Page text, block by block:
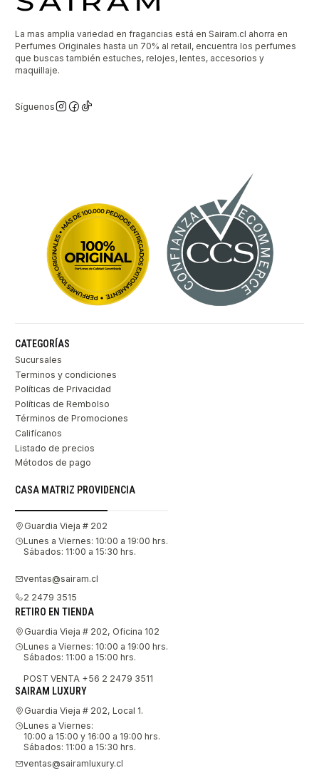
La mas amplia variedad en fragancias está en Sairam.cl ahorra en
Perfumes Originales hasta un 70% al retail, encuentra los perfumes
que buscas también estuches, relojes, lentes, accesorios y
maquillaje.
Síguenos
CATEGORÍAS
Sucursales
Terminos y condiciones
Políticas de Privacidad
Políticas de Rembolso
Términos de Promociones
Califícanos
Listado de precios
Métodos de pago
CASA MATRIZ PROVIDENCIA
Guardia Vieja # 202
Lunes a Viernes: 10:00 a 19:00 hrs.
Sábados: 11:00 a 15:30 hrs.
ventas@sairam.cl
2 2479 3515
RETIRO EN TIENDA
Guardia Vieja # 202, Oficina 102
Lunes a Viernes: 10:00 a 19:00 hrs.
Sábados: 11:00 a 15:00 hrs.
POST VENTA +56 2 2479 3511
SAIRAM LUXURY
Guardia Vieja # 202, Local 1.
Lunes a Viernes:
10:00 a 15:00 y 16:00 a 19:00 hrs.
Sábados: 11:00 a 15:30 hrs.
ventas@sairamluxury.cl